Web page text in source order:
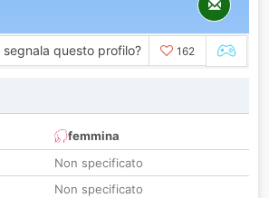
segnala questo profilo? 162
femmina
Non specificato
Non specificato